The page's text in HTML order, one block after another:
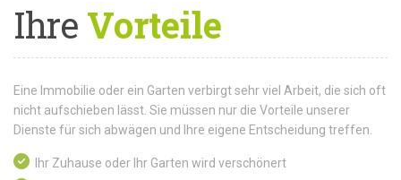
IhreVorteile
Eine Immobilie oder ein Garten verbirgt sehr viel Arbeit, die sich oft
nicht aufschieben lässt. Sie müssen nur die Vorteile unserer
Dienste für sich abwägen und Ihre eigene Entscheidung treffen.
Ihr Zuhause oder Ihr Garten wird verschönert